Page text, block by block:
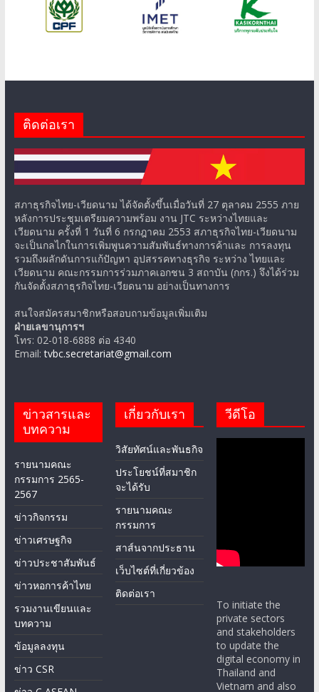
ติดต่อเรา
สภาธุรกิจไทย-เวียดนาม ได้จัดตั้งขึ้นเมื่อวันที่ 27 ตุลาคม 2555 ภาย
หลังการประชุมเตรียมความพร้อม งาน JTC ระหว่างไทยและ
เวียดนาม ครั้งที่ 1 วันที่ 6 กรกฎาคม 2553 สภาธุรกิจไทย-เวียดนาม
จะเป็นกลไกในการเพิ่มพูนความสัมพันธ์ทางการค้าและ การลงทุน
รวมถึงผลักดันการแก้ปัญหา อุปสรรคทางธุรกิจ ระหว่าง ไทยและ
เวียดนาม คณะกรรมการร่วมภาคเอกชน 3 สถาบัน (กกร.) จึงได้ร่วม
กันจัดตั้งสภาธุรกิจไทย-เวียดนาม อย่างเป็นทางการ
สนใจสมัครสมาชิกหรือสอบถามข้อมูลเพิ่มเติม
ฝ่ายเลขานุการฯ
โทร: 02-018-6888 ต่อ 4340
Email:tvbc.secretariat@gmail.com
ข่าวสารและ
บทความ
รายนามคณะ
กรรมการ 2565-
2567
ข่าวกิจกรรม
ข่าวเศรษฐกิจ
ข่าวประชาสัมพันธ์
ข่าวหอการค้าไทย
รวมงานเขียนและ
บทความ
ข้อมูลลงทุน
ข่าว CSR
เกี่ยวกับเรา
วิสัยทัศน์และพันธกิจ
ประโยชน์ที่สมาชิก
จะได้รับ
รายนามคณะ
กรรมการ
สาส์นจากประธาน
เว็บไซต์ที่เกี่ยวข้อง
ติดต่อเรา
วีดีโอ
To initiate the
private sectors
and stakeholders
to update the
digital economy in
Thailand and
Vietnam and also